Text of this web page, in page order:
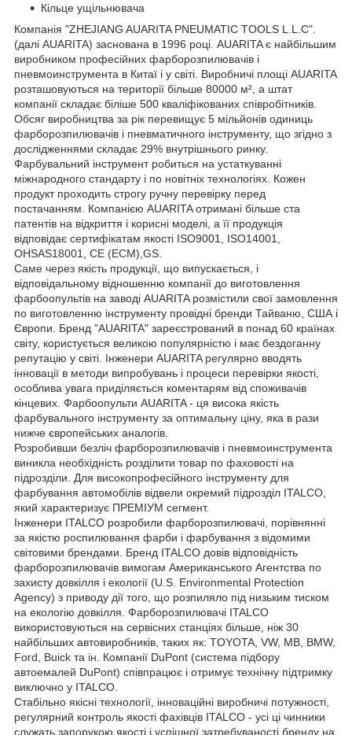
Кільце ущільнювача
Компанія "ZHEJIANG AUARITA PNEUMATIC TOOLS L.L.C".
(далі AUARITA) заснована в 1996 році. AUARITA є найбільшим
виробником професійних фарборозпилювачів і
пневмоинструмента в Китаї і у світі. Виробничі площі AUARITA
розташовуються на території більше 80000 м², а штат
компанії складає біліше 500 кваліфікованих співробітників.
Обсяг виробництва за рік перевищує 5 мільйонів одиниць
фарборозпилювачів і пневматичного інструменту, що згідно з
дослідженнями складає 29% внутрішнього ринку.
Фарбувальний інструмент робиться на устаткуванні
міжнародного стандарту і по новітніх технологіях. Кожен
продукт проходить строгу ручну перевірку перед
постачанням. Компанією AUARITA отримані більше ста
патентів на відкриття і корисні моделі, а її продукція
відповідає сертифікатам якості ISO9001, ISO14001,
OHSAS18001, CE (ECM),GS.
Саме через якість продукції, що випускається, і
відповідальному відношенню компанії до виготовлення
фарбоопультів на заводі AUARITA розмістили свої замовлення
по виготовленню інструменту провідні бренди Тайваню, США і
Європи. Бренд "AUARITA" зареєстрований в понад 60 країнах
світу, користується великою популярністю і має бездоганну
репутацію у світі. Інженери AUARITA регулярно вводять
інновації в методи випробувань і процеси перевірки якості,
особлива увага приділяється коментарям від споживачів
кінцевих. Фарбоопульти AUARITA - ця висока якість
фарбувального інструменту за оптимальну ціну, яка в рази
нижче європейських аналогів.
Розробивши безліч фарборозпилювачів і пневмоинструмента
виникла необхідність розділити товар по фаховості на
підрозділи. Для високопрофесійного інструменту для
фарбування автомобілів відвели окремий підрозділ ITALCO,
який характеризує ПРЕМІУМ сегмент.
Інженери ITALCO розробили фарборозпилювачі, порівнянні
за якістю роспилювання фарби і фарбування з відомими
світовими брендами. Бренд ITALCO довів відповідність
фарборозпилювачів вимогам Американського Агентства по
захисту довкілля і екології (U.S. Environmental Protection
Agency) з приводу дії того, що розпиляло під низьким тиском
на екологію довкілля. Фарборозпилювачі ITALCO
використовуються на сервісних станціях більше, ніж 30
найбільших автовиробників, таких як: TOYOTA, VW, MB, BMW,
Ford, Buick та ін. Компанії DuPont (система підбору
автоемалей DuPont) співпрацює і отримує технічну підтримку
виключно у ITALCO.
Стабільно якісні технології, інноваційні виробничі потужності,
регулярний контроль якості фахівців ITALCO - усі ці чинники
служать запорукою якості і успішної затребуваності бренду на